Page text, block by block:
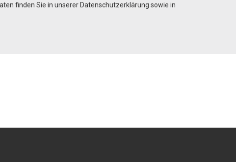
finden Sie in unserer Datenschutzerklärung sowie in